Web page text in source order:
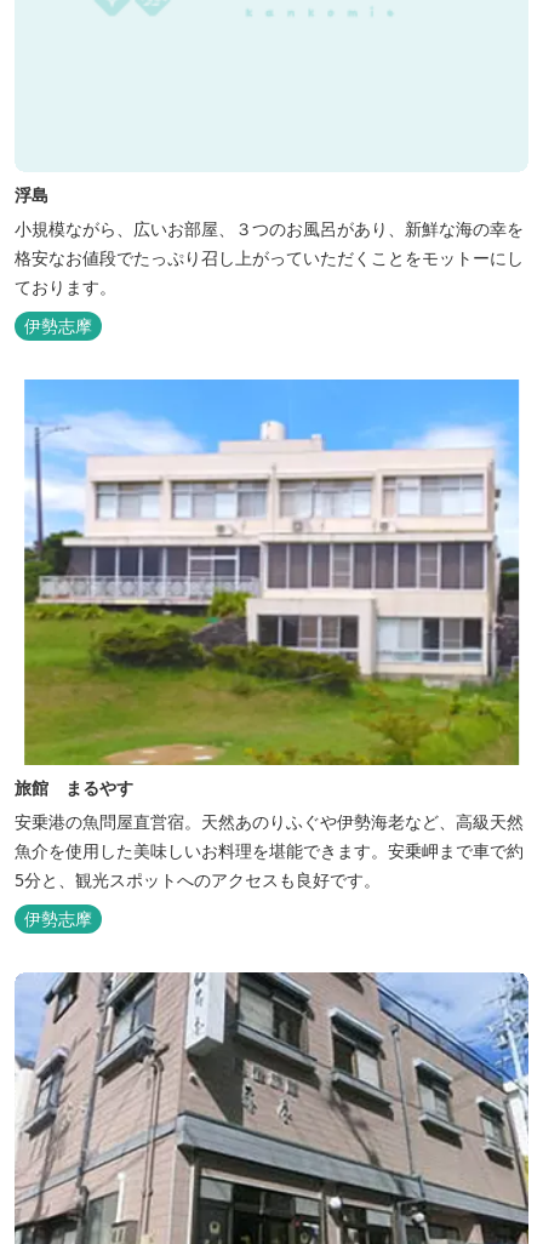
浮島
小規模ながら、広いお部屋、３つのお風呂があり、新鮮な海の幸を
格安なお値段でたっぷり召し上がっていただくことをモットーにし
ております。
伊勢志摩
旅館 まるやす
安乗港の魚問屋直営宿。天然あのりふぐや伊勢海老など、高級天然
魚介を使用した美味しいお料理を堪能できます。安乗岬まで車で約
5分と、観光スポットへのアクセスも良好です。
伊勢志摩